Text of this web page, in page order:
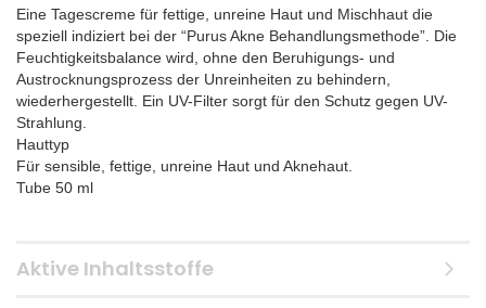
Eine Tagescreme für fettige, unreine Haut und Mischhaut die
speziell indiziert bei der “Purus Akne Behandlungsmethode”. Die
Feuchtigkeitsbalance wird, ohne den Beruhigungs- und
Austrocknungsprozess der Unreinheiten zu behindern,
wiederhergestellt. Ein UV-Filter sorgt für den Schutz gegen UV-
Strahlung.
Hauttyp
Für sensible, fettige, unreine Haut und Aknehaut.
Tube 50 ml
Aktive Inhaltsstoffe